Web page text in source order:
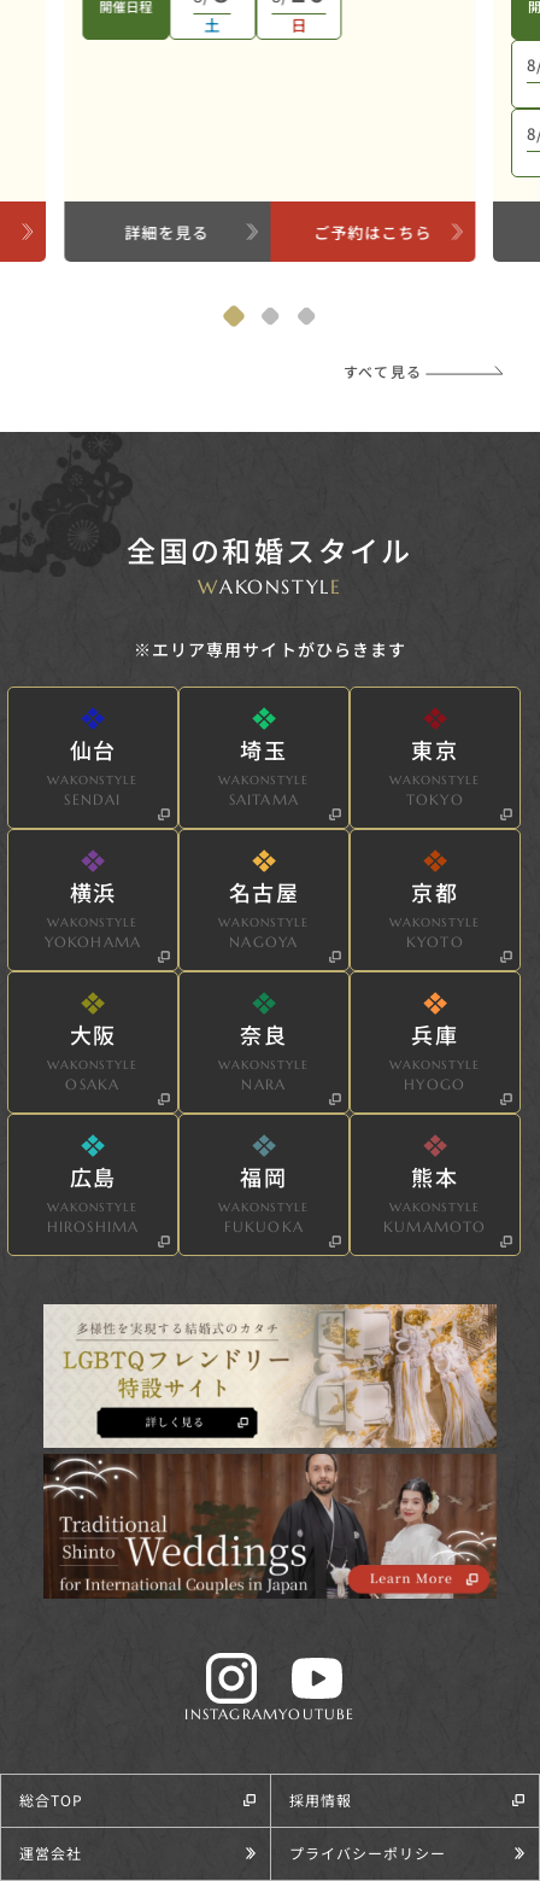
開催日程
土 日
詳細を見る ご予約はこちら
すべて見る
全国の和婚スタイル
WAKONSTYLE
※エリア専用サイトがひらきます
仙台
WAKONSTYLE
SENDAI
埼玉
WAKONSTYLE
SAITAMA
東京
WAKONSTYLE
TOKYO
横浜
WAKONSTYLE
YOKOHAMA
名古屋
WAKONSTYLE
NAGOYA
京都
WAKONSTYLE
KYOTO
大阪
WAKONSTYLE
OSAKA
奈良
WAKONSTYLE
NARA
兵庫
WAKONSTYLE
HYOGO
広島
WAKONSTYLE
HIROSHIMA
福岡
WAKONSTYLE
FUKUOKA
熊本
WAKONSTYLE
KUMAMOTO
INSTAGRAMYOUTUBE
総合TOP 採用情報
運営会社 プライバシーポリシー